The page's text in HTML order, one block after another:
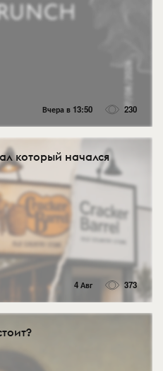
Вчера в 13:50 230
который начался
4 Авг 373